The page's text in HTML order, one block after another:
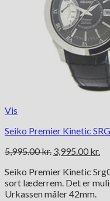
Vis
Seiko Premier Kinetic
5,995.00kr. Den
pris
var:
5,995.00 kr..
3,995.00 kr.
er:
Seiko Premier Kinetic
sort læderrem. Det er
Urkassen måler 42mm.